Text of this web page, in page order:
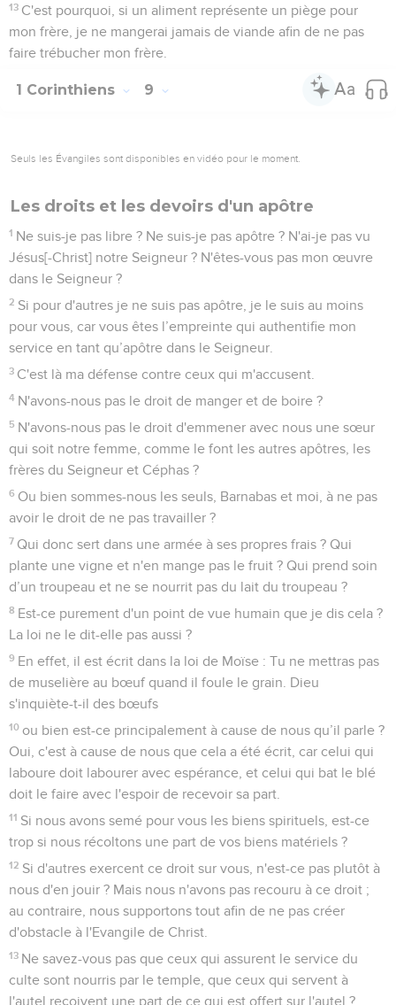
13 C'est pourquoi, si un aliment représente un piège pour
mon frère, je ne mangerai jamais de viande afin de ne pas
faire trébucher mon frère.
1 Corinthiens 9
Seuls les Évangiles sont disponibles en vidéo pour le moment.
Les droits et les devoirs d'un apôtre
1 Ne suis-je pas libre ? Ne suis-je pas apôtre ? N'ai-je pas vu
Jésus[-Christ] notre Seigneur ? N'êtes-vous pas mon œuvre
dans le Seigneur ?
2 Si pour d'autres je ne suis pas apôtre, je le suis au moins
pour vous, car vous êtes l’empreinte qui authentifie mon
service en tant qu’apôtre dans le Seigneur.
3 C'est là ma défense contre ceux qui m'accusent.
4 N'avons-nous pas le droit de manger et de boire ?
5 N'avons-nous pas le droit d'emmener avec nous une sœur
qui soit notre femme, comme le font les autres apôtres, les
frères du Seigneur et Céphas ?
6 Ou bien sommes-nous les seuls, Barnabas et moi, à ne pas
avoir le droit de ne pas travailler ?
7 Qui donc sert dans une armée à ses propres frais ? Qui
plante une vigne et n'en mange pas le fruit ? Qui prend soin
d’un troupeau et ne se nourrit pas du lait du troupeau ?
8 Est-ce purement d'un point de vue humain que je dis cela ?
La loi ne le dit-elle pas aussi ?
9 En effet, il est écrit dans la loi de Moïse : Tu ne mettras pas
de muselière au bœuf quand il foule le grain. Dieu
s'inquiète-t-il des bœufs
10 ou bien est-ce principalement à cause de nous qu’il parle ?
Oui, c'est à cause de nous que cela a été écrit, car celui qui
laboure doit labourer avec espérance, et celui qui bat le blé
doit le faire avec l'espoir de recevoir sa part.
11 Si nous avons semé pour vous les biens spirituels, est-ce
trop si nous récoltons une part de vos biens matériels ?
12 Si d'autres exercent ce droit sur vous, n'est-ce pas plutôt à
nous d'en jouir ? Mais nous n'avons pas recouru à ce droit ;
au contraire, nous supportons tout afin de ne pas créer
d'obstacle à l'Evangile de Christ.
13 Ne savez-vous pas que ceux qui assurent le service du
culte sont nourris par le temple, que ceux qui servent à
l'autel reçoivent une part de ce qui est offert sur l'autel ?